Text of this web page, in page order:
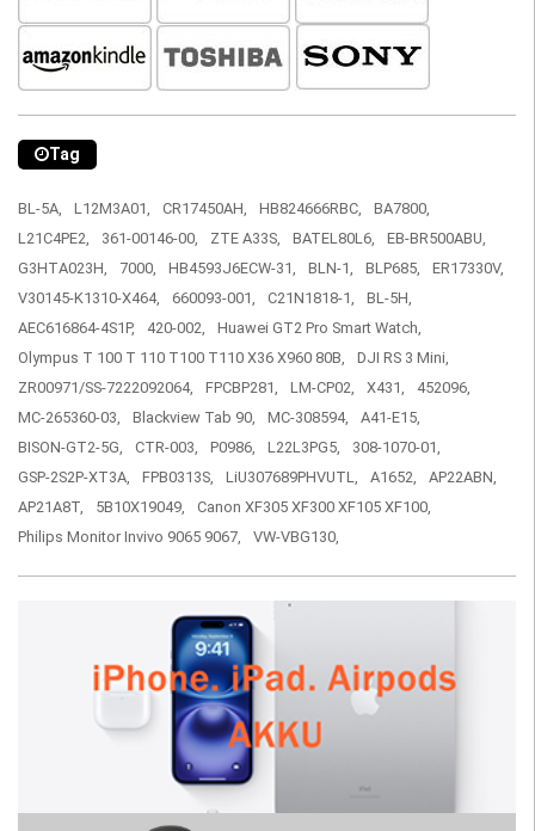
Tag
BL-5A, L12M3A01, CR17450AH, HB824666RBC,
BA7800,
L21C4PE2,
361-00146-00, ZTE A33S, BATEL80L6,
EB-BR500ABU,
G3HTA023H,
7000, HB4593J6ECW-31, BLN-1, BLP685,
ER17330V,
V30145-K1310-X464,
660093-001, C21N1818-1,
BL-5H,
AEC616864-4S1P,
420-002,
Huawei GT2 Pro Smart Watch,
Olympus T 100 T 110 T100 T110 X36 X960 80B,
DJI RS 3 Mini,
ZR00971/SS-7222092064,
FPCBP281, LM-CP02, X431,
452096,
MC-265360-03,
Blackview Tab 90, MC-308594,
A41-E15,
BISON-GT2-5G,
CTR-003, P0986, L22L3PG5,
308-1070-01,
GSP-2S2P-XT3A,
FPB0313S, LiU307689PHVUTL, A1652,
AP22ABN,
AP21A8T,
5B10X19049,
Canon XF305 XF300 XF105 XF100,
Philips Monitor Invivo 9065 9067,
VW-VBG130,